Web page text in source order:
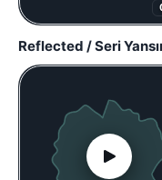
Reflected / Seri